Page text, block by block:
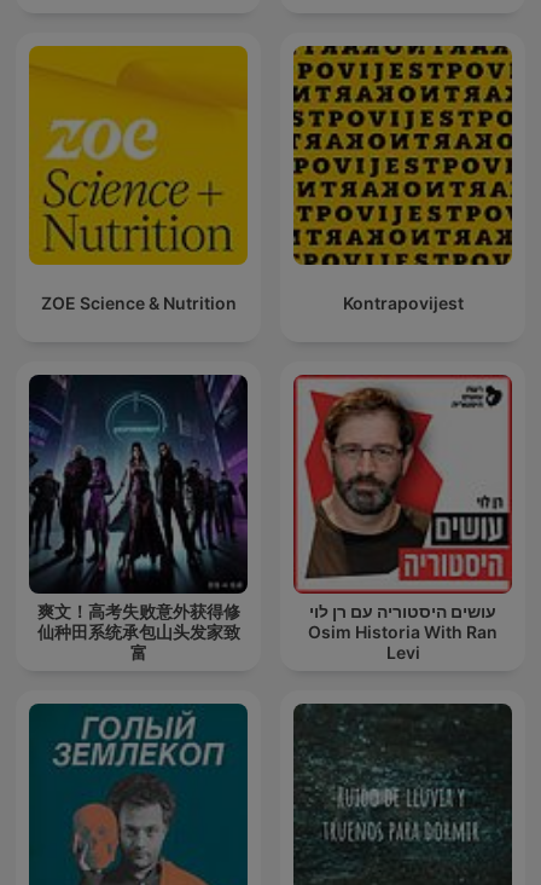
ZOE Science & Nutrition Kontrapovijest
爽文！高考失败意外获得修
仙种田系统承包山头发家致
富
עושים היסטוריה עם רן לוי
Osim Historia With Ran
Levi